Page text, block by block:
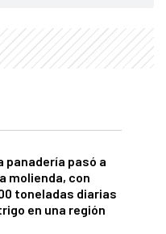
panadería pasó a
molienda, con
toneladas diarias
en una región